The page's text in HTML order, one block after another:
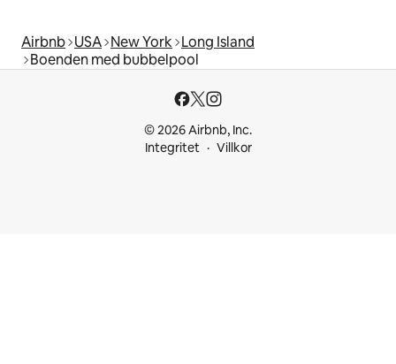
Airbnb USA New York Long Island
Boenden med bubbelpool
© 2026 Airbnb, Inc.
Integritet
Villkor